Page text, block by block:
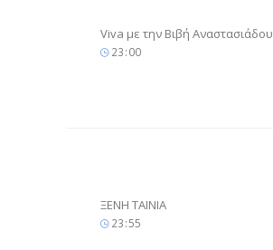
Viva με την Βιβή Αναστασιάδου
23 00
ΞΕΝΗ ΤΑΙΝΙΑ
23 55